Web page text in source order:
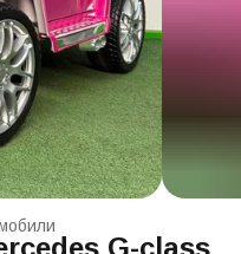
G-class